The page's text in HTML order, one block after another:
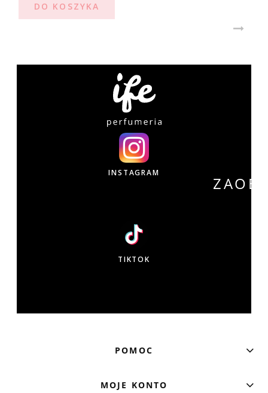
DO KOSZYKA
INSTAGRAM
TIKTOK
POMOC
MOJE KONTO